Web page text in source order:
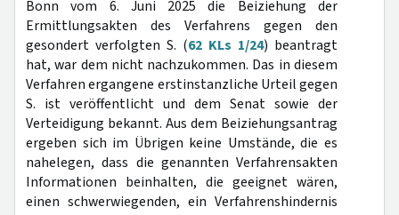
Bonn vom 6. Juni 2025 die Beiziehung der
Ermittlungsakten des Verfahrens gegen den
gesondert verfolgten S. (62 KLs 1/24) beantragt
hat, war dem nicht nachzukommen. Das in diesem
Verfahren ergangene erstinstanzliche Urteil gegen
S. ist veröffentlicht und dem Senat sowie der
Verteidigung bekannt. Aus dem Beiziehungsantrag
ergeben sich im Übrigen keine Umstände, die es
nahelegen, dass die genannten Verfahrensakten
Informationen beinhalten, die geeignet wären,
einen schwerwiegenden, ein Verfahrenshindernis